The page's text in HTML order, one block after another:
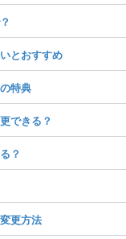
とおすすめ
特典
できる？
？
更方法